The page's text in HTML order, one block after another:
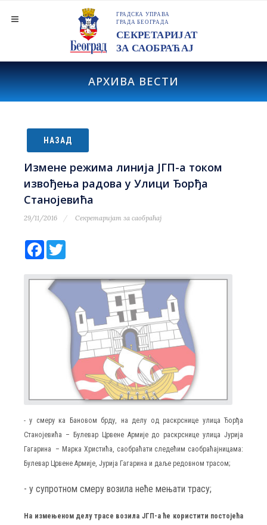
АРХИВА ВЕСТИ
НАЗАД
Измене режима линија ЈГП-а током
извођења радова у Улици Ђорђа
Станојевића
29/11/2016 Секретаријат за саобраћај
Facebook
- у смеру ка Бановом брду, на делу од раскрснице улица Ђорђа
Станојевића – Булевар Црвене Армије до раскрснице улица Јурија
Гагарина – Марка Христића, саобраћати следећим саобраћајницама:
Булевар Црвене Армије, Јурија Гагарина и даље редовном трасом;
- у супротном смеру возила неће мењати трасу;
На измењеном делу трасе возила ЈГП-а ће користити постојећа